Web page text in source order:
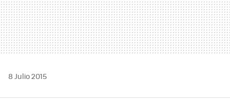
8 Julio 2015